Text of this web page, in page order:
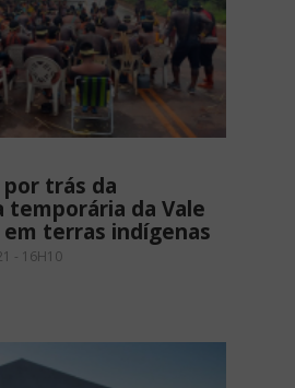
trás da
temporária da Vale
terras indígenas
- 16H10